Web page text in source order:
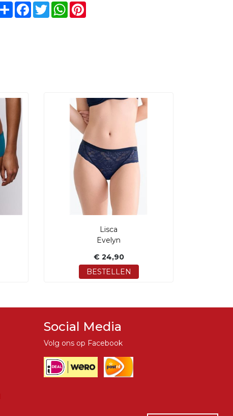
Share Facebook
TwitterWhatsApp
Lisca
Evelyn
€ 24,90
BESTELLEN
Social Media
Volg ons op Facebook